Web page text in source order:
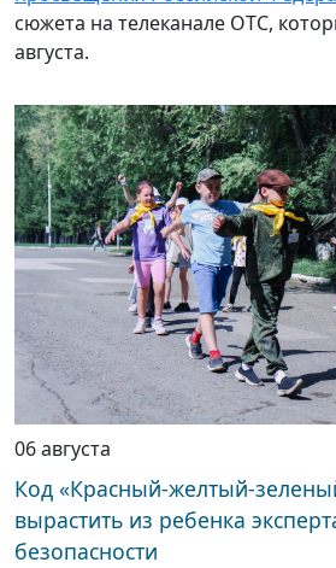
сюжета на телеканале ОТС,
августа.
06 августа
Код «Красный-желтый-
вырастить из ребенка
безопасности